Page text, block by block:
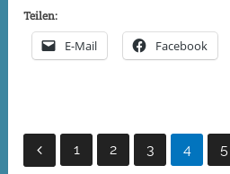
Teilen:
E-Mail Facebook
Seitennummerierung
1 2 3 4 5